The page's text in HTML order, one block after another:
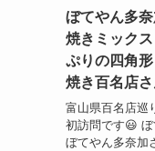
ぼてやん多
焼きミック
ぷりの四角
焼き百名店さ
富山県百名店巡
初訪問です😃
ぼてやん多奈加